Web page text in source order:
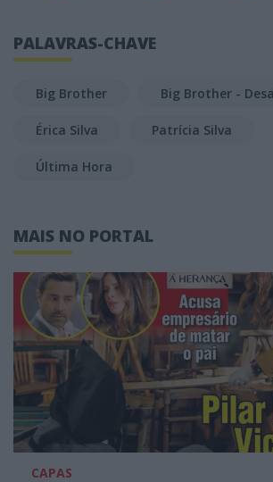
PALAVRAS-CHAVE
Big Brother Big Brother -
Érica Silva Patrícia Silva
Última Hora
MAIS NO PORTAL
CAPAS